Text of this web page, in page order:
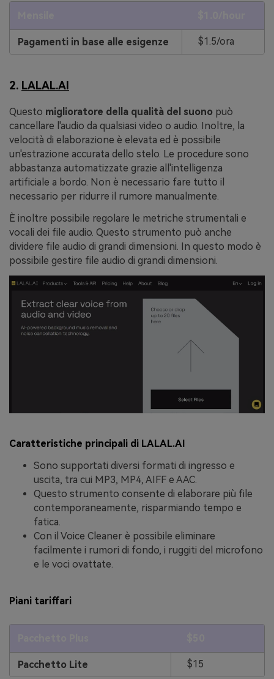
Pagamenti in base alle esigenze $1.5/ora
2. LALAL.AI
Questo miglioratore della qualità del suono può
cancellare l'audio da qualsiasi video o audio. Inoltre, la
velocità di elaborazione è elevata ed è possibile
un'estrazione accurata dello stelo. Le procedure sono
abbastanza automatizzate grazie all'intelligenza
artificiale a bordo. Non è necessario fare tutto il
necessario per ridurre il rumore manualmente.
È inoltre possibile regolare le metriche strumentali e
vocali dei file audio. Questo strumento può anche
dividere file audio di grandi dimensioni. In questo modo è
possibile gestire file audio di grandi dimensioni.
Caratteristiche principali di LALAL.AI
Sono supportati diversi formati di ingresso e
uscita, tra cui MP3, MP4, AIFF e AAC.
Questo strumento consente di elaborare più file
contemporaneamente, risparmiando tempo e
fatica.
Con il Voice Cleaner è possibile eliminare
facilmente i rumori di fondo, i ruggiti del microfono
e le voci ovattate.
Piani tariffari
Pacchetto Lite $15